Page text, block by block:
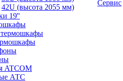
42U (высота 2055 мм)
19''
ATCOM
Сервис